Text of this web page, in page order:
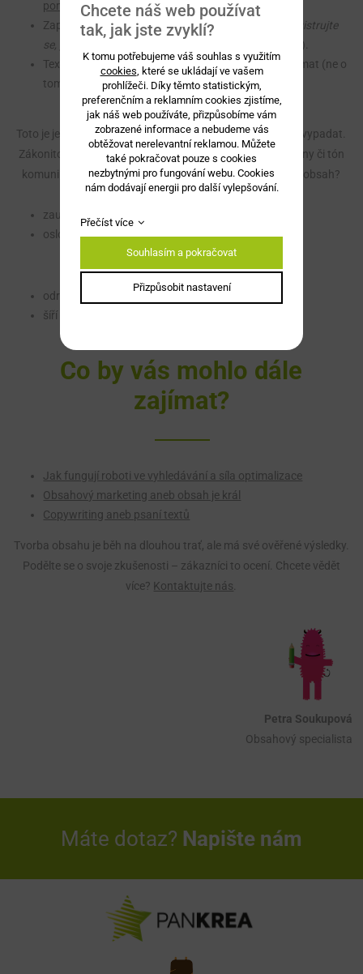
poměr stránek.
Zapojení call to action prvků (CTA) na web (př.
zaregistrujte
se, přihlaste se k odběru newsletteru, objednejte si... ).
Texty musí být o tom, co vaše návštěvníky bude zajímat (ne o
tom, co zajímá vás).
Toto je jen špetka z toho, jak by měl správný text pro web vypadat.
Zákonitostí je daleko více – odfiremní identity, přes persony či tón
komunikace. Co vám přinese dobrý text a propracovaný obsah?
zaujme a získá si čtenáře
osloví správnou skupinu zákazníků
odráží firemní hodnoty a identitu
šíří povědomí o stránkách i společnosti
Co by vás mohlo dále
zajímat?
Jak fungují roboti ve vyhledávání a síla optimalizace
Obsahový marketing aneb obsah je král
Copywriting aneb psaní textů
Tvorba obsahu je běh na dlouhou trať, ale má své ověřené výsledky.
Podělte se o svoje zkušenosti – zákazníci to ocení. Chcete vědět
více? Kontaktujte nás
Petra Soukupová
Obsahový specialista
Máte dotaz? Napište nám
Chcete náš web používat
tak, jak jste zvyklí?
K tomu potřebujeme váš souhlas s využitím
cookies , které se ukládají ve vašem
prohlížeči. Díky těmto statistickým,
preferenčním a reklamním cookies zjistíme,
jak náš web používáte, přizpůsobíme vám
zobrazené informace a nebudeme vás
obtěžovat nerelevantní reklamou. Můžete
také pokračovat pouze s cookies
nezbytnými pro fungování webu. Cookies
nám dodávají energii pro další vylepšování.
Přečíst více
Souhlasím a pokračovat
Přizpůsobit nastavení